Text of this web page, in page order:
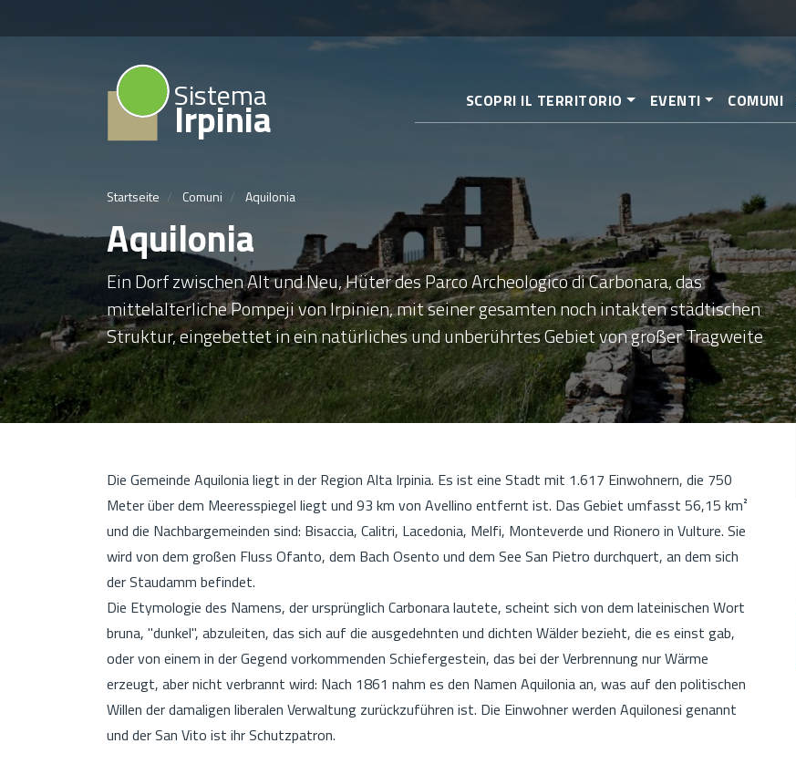
zum
Sistema
Irpinia SCOPRI IL TERRITORIO EVENTI COMUNI
Startseite Comuni Aquilonia
Aquilonia
Ein Dorf zwischen Alt und Neu, Hüter des Parco Archeologico di Carbonara, das
mittelalterliche Pompeji von Irpinien, mit seiner gesamten noch intakten städtischen
Struktur, eingebettet in ein natürliches und unberührtes Gebiet von großer Tragweite
Die Gemeinde Aquilonia liegt in der Region Alta Irpinia. Es ist eine Stadt mit 1.617 Einwohnern, die 750
Meter über dem Meeresspiegel liegt und 93 km von Avellino entfernt ist. Das Gebiet umfasst 56,15 km²
und die Nachbargemeinden sind: Bisaccia, Calitri, Lacedonia, Melfi, Monteverde und Rionero in Vulture. Sie
wird von dem großen Fluss Ofanto, dem Bach Osento und dem See San Pietro durchquert, an dem sich
der Staudamm befindet.
Die Etymologie des Namens, der ursprünglich Carbonara lautete, scheint sich von dem lateinischen Wort
bruna, "dunkel", abzuleiten, das sich auf die ausgedehnten und dichten Wälder bezieht, die es einst gab,
oder von einem in der Gegend vorkommenden Schiefergestein, das bei der Verbrennung nur Wärme
erzeugt, aber nicht verbrannt wird: Nach 1861 nahm es den Namen Aquilonia an, was auf den politischen
Willen der damaligen liberalen Verwaltung zurückzuführen ist. Die Einwohner werden Aquilonesi genannt
und der San Vito ist ihr Schutzpatron.